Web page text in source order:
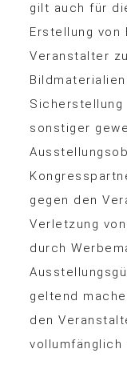
gilt auch für
Erstellung von
Veranstalter
sonstiger
gegen den
Verletzung
durch
geltend
den
vollumfänglich